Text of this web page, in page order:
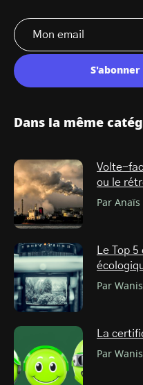
Dans la même
Volte-
ou le
Par
Le Top
Par
La
Par